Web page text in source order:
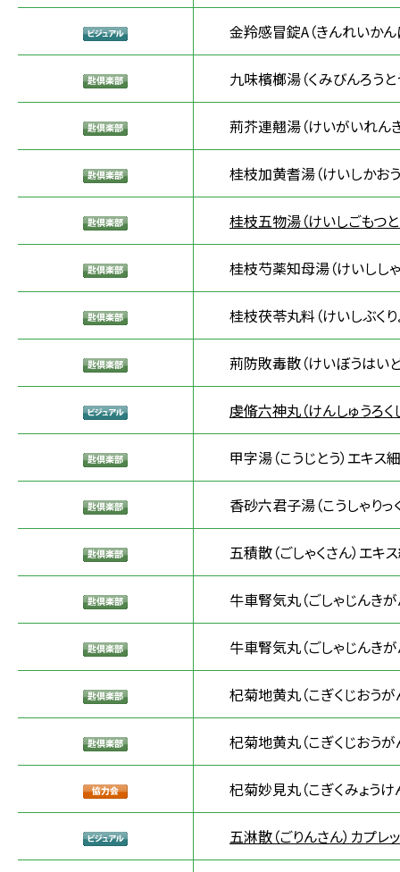
金羚感冒錠A（きんれいかん
九味檳榔湯（くみびんろうと
荊芥連翹湯（けいがいれん
桂枝加黄耆湯（けいしかお
桂枝五物湯（けいしごもつと
桂枝芍薬知母湯（けいししゃ
桂枝茯苓丸料（けいしぶくり
荊防敗毒散（けいぼうはい
虔脩六神丸（けんしゅうろく
甲字湯（こうじとう）エキス
香砂六君子湯（こうしゃりっ
五積散（ごしゃくさん）エキ
牛車腎気丸（ごしゃじんきが
牛車腎気丸（ごしゃじんきが
杞菊地黄丸（こぎくじおうが
杞菊地黄丸（こぎくじおうが
杞菊妙見丸（こぎくみょうけ
五淋散（ごりんさん）カプレ